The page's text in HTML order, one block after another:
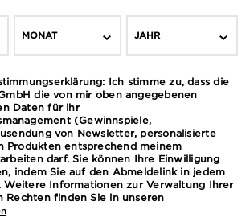
MONAT JAHR
Ich stimme zu, dass die
die von mir oben angegebenen
Daten für ihr
(Gewinnspiele,
von Newsletter, personalisierte
Produkten entsprechend meinem
darf. Sie können Ihre Einwilligung
indem Sie auf den Abmeldelink in jedem
Weitere Informationen zur Verwaltung Ihrer
Rechten finden Sie in unseren